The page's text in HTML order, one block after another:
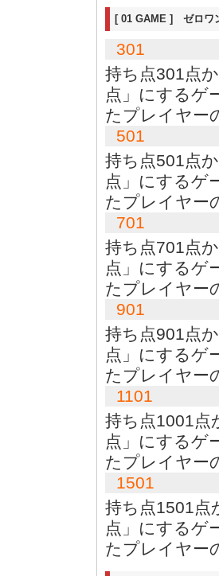
[ 01 GAME ] ゼロワ
301
持ち点301点
点」にするゲ
たプレイヤー
501
持ち点501点
点」にするゲ
たプレイヤー
701
持ち点701点
点」にするゲ
たプレイヤー
901
持ち点901点
点」にするゲ
たプレイヤー
1101
持ち点1001点
点」にするゲ
たプレイヤー
1501
持ち点1501点
点」にするゲ
たプレイヤー